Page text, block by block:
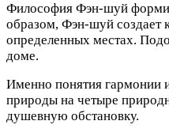
Философия Фэн-шуй
образом, Фэн-шуй создает
определенных местах.
доме.
Именно понятия гармонии
природы на четыре
душевную обстановку.